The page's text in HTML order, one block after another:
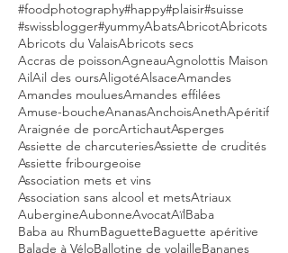
#foodphotography#happy#plaisir#suisse
#swissblogger#yummyAbatsAbricotAbricots
Abricots du ValaisAbricots secs
Accras de poissonAgneauAgnolottis Maison
AilAil des oursAligotéAlsaceAmandes
Amandes mouluesAmandes effilées
Amuse-boucheAnanasAnchoisAnethApéritif
Araignée de porcArtichautAsperges
Assiette de charcuteriesAssiette de crudités
Assiette fribourgeoise
Association mets et vins
Association sans alcool et metsAtriaux
AubergineAubonneAvocatAïlBaba
Baba au RhumBaguetteBaguette apéritive
Balade à VéloBallotine de volailleBananes